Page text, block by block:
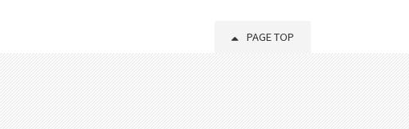
PAGE TOP